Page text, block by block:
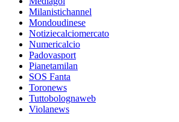
Milanistichannel
Mondoudinese
Notiziecalciomercato
Numericalcio
Padovasport
Pianetamilan
SOS Fanta
Toronews
Tuttobolognaweb
Violanews